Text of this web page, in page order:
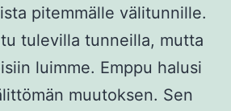
pitemmälle välitunnille.
tulevilla tunneilla, mutta
luimme. Emppu halusi
muutoksen. Sen